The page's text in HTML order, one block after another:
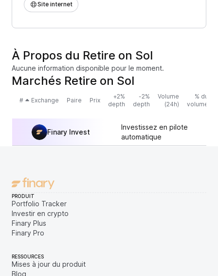
Site internet
À Propos du Retire on Sol
Aucune information disponible pour le moment.
Marchés Retire on Sol
# Exchange Paire Prix
+2%
depth
-2%
depth
Volume
(24h)
% du
volume
Finary Invest
Investissez en pilote
automatique
PRODUIT
Portfolio Tracker
Investir en crypto
Finary Plus
Finary Pro
RESSOURCES
Mises à jour du produit
Blog